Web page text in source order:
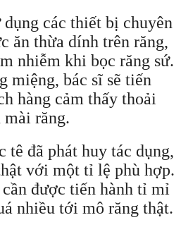
dụng các thiết bị chuyên
ăn thừa dính trên răng,
nhiễm khi bọc răng sứ.
miệng, bác sĩ sẽ tiến
hàng cảm thấy thoải
răng.
tê đã phát huy tác dụng,
với một tỉ lệ phù hợp.
được tiến hành tỉ mỉ
nhiều tới mô răng thật.